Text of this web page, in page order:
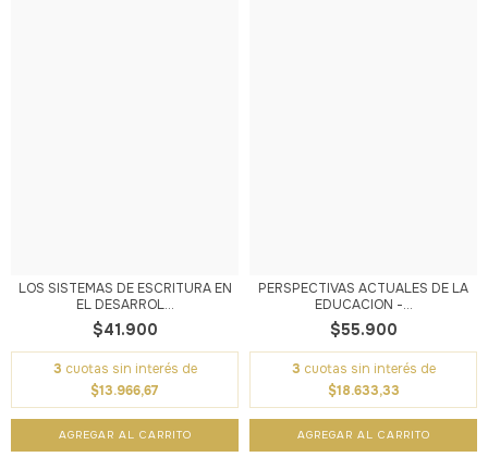
LOS SISTEMAS DE ESCRITURA EN
EL DESARROL...
$41.900
3 cuotas sin interés de
$13.966,67
PERSPECTIVAS ACTUALES DE LA
EDUCACION -...
$55.900
3 cuotas sin interés de
$18.633,33